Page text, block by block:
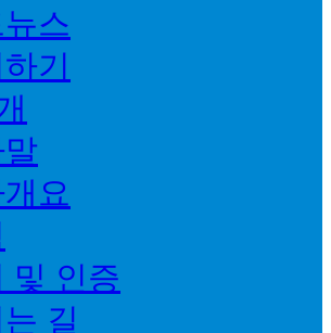
스
기
요
및 인증
길